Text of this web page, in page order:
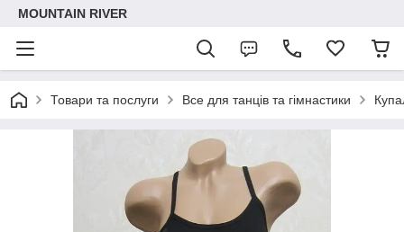
MOUNTAIN RIVER
Товари та послуги Все для танців та гімнастики